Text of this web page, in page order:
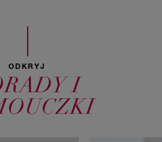
ODKRYJ
I